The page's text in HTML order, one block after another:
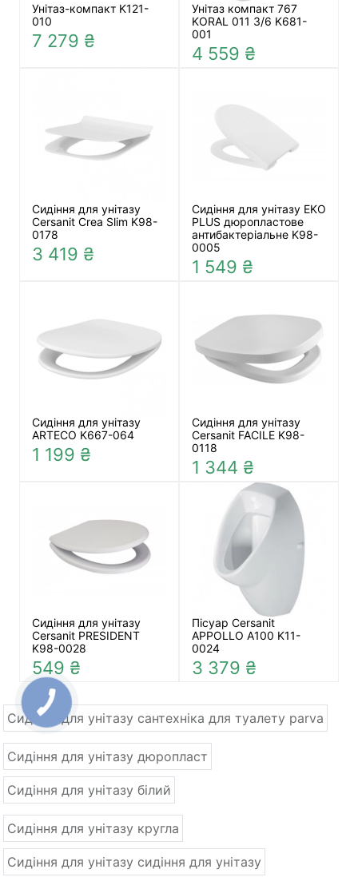
Унітаз-компакт K121-
010
7 279 ₴
Унітаз компакт 767
KORAL 011 3/6 K681-
001
4 559 ₴
Сидіння для унітазу
Cersanit Crea Slim K98-
0178
3 419 ₴
Сидіння для унітазу EKO
PLUS дюропластове
антибактеріальне K98-
0005
1 549 ₴
Сидіння для унітазу
ARTECO K667-064
1 199 ₴
Сидіння для унітазу
Cersanit FACILE K98-
0118
1 344 ₴
Сидіння для унітазу
Cersanit PRESIDENT
K98-0028
549 ₴
Пісуар Cersanit
APPOLLO A100 K11-
0024
3 379 ₴
Сидіння для унітазу сантехніка для туалету parva
Сидіння для унітазу дюропласт
Сидіння для унітазу білий
Сидіння для унітазу кругла
Сидіння для унітазу сидіння для унітазу